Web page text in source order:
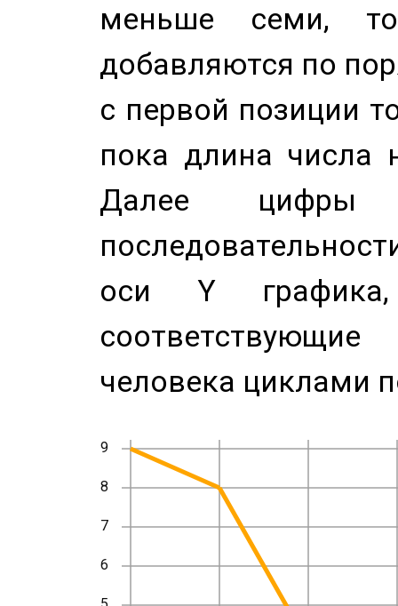
меньше семи,
добавляются по
с первой позиции
пока длина числа
Далее цифры
оси Y
человека циклами